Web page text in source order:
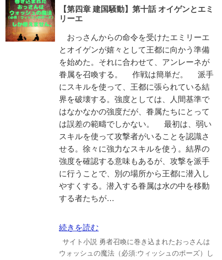
【第四章 建国騒動】第十話 オイゲンとエミ
リーエ
おっさんからの命令を受けたエミリーエ
とオイゲンが嬉々として王都に向かう準備
を始めた。それに合わせて、アンレーネが
眷属を召喚する。 作戦は簡単だ。 派手
にスキルを使って、王都に張られている結
界を破壊する。強度としては、人間基準で
はなかなかの強度だが、眷属たちにとって
は誤差の範疇でしかない。 最初は、弱い
スキルを使って攻撃者がいることを認識さ
せる。徐々に強力なスキルを使う。結界の
強度を確認する意味もあるが、攻撃を派手
に行うことで、別の場所から王都に潜入し
やすくする。潜入する眷属は水の中を移動
する者たちが…
続きを読む
サイト小説 勇者召喚に巻き込まれたおっさんは
ウォッシュの魔法（必須:ウィッシュのポーズ）し